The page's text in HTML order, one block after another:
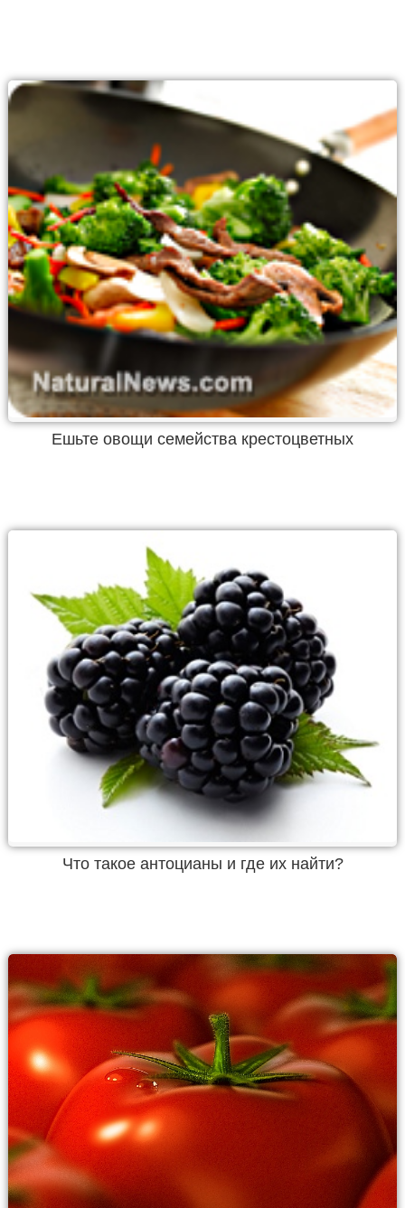
Ешьте овощи семейства крестоцветных
Что такое антоцианы и где их найти?